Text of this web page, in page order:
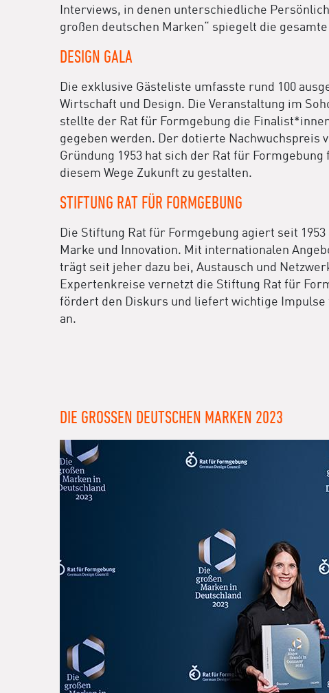
Interviews, in denen unterschiedliche
großen deutschen Marken“ spiegelt die
DESIGN GALA
Die exklusive Gästeliste umfasste rund 100
Wirtschaft und Design. Die Veranstaltung im
stellte der Rat für Formgebung die
gegeben werden. Der dotierte
Gründung 1953 hat sich der Rat für
diesem Wege Zukunft zu gestalten.
STIFTUNG RAT FÜR FORMGEBUNG
Die Stiftung Rat für Formgebung agiert seit
Marke und Innovation. Mit internationalen
trägt seit jeher dazu bei, Austausch und
Expertenkreise vernetzt die Stiftung Rat für
fördert den Diskurs und liefert wichtige
an.
DIE GROSSEN DEUTSCHEN MARKEN 2023